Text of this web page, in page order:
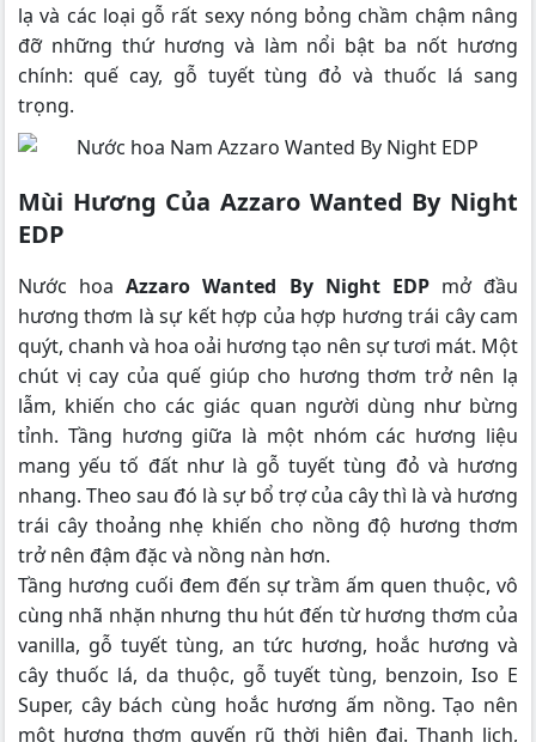
lạ và các loại gỗ rất sexy nóng bỏng chầm chậm nâng
đỡ những thứ hương và làm nổi bật ba nốt hương
chính: quế cay, gỗ tuyết tùng đỏ và thuốc lá sang
trọng.
Mùi Hương Của Azzaro Wanted By Night
EDP
Nước hoa Azzaro Wanted By Night EDP mở đầu
hương thơm là sự kết hợp của hợp hương trái cây cam
quýt, chanh và hoa oải hương tạo nên sự tươi mát. Một
chút vị cay của quế giúp cho hương thơm trở nên lạ
lẫm, khiến cho các giác quan người dùng như bừng
tỉnh. Tầng hương giữa là một nhóm các hương liệu
mang yếu tố đất như là gỗ tuyết tùng đỏ và hương
nhang. Theo sau đó là sự bổ trợ của cây thì là và hương
trái cây thoảng nhẹ khiến cho nồng độ hương thơm
trở nên đậm đặc và nồng nàn hơn.
Tầng hương cuối đem đến sự trầm ấm quen thuộc, vô
cùng nhã nhặn nhưng thu hút đến từ hương thơm của
vanilla, gỗ tuyết tùng, an tức hương, hoắc hương và
cây thuốc lá, da thuộc, gỗ tuyết tùng, benzoin, Iso E
Super, cây bách cùng hoắc hương ấm nồng. Tạo nên
một hương thơm quyến rũ thời hiện đại. Thanh lịch,